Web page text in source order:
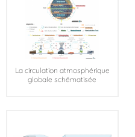
La circulation atmosphérique
globale schématisée